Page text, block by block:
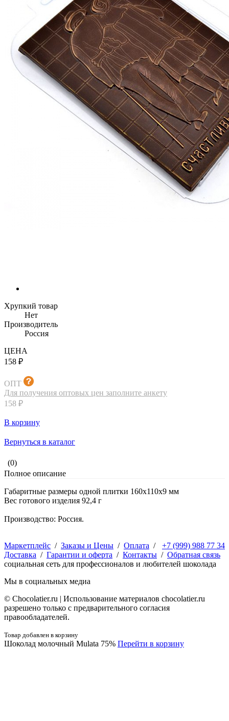
Хрупкий товар
Нет
Производитель
Россия
ЦЕНА
158 ₽
ОПТ
Для получения оптовых цен заполните анкету
158 ₽
В корзину
Вернуться в каталог
(0)
Полное описание
Габаритные размеры одной плитки 160х110х9 мм
Вес готового изделия 92,4 г
Производство: Россия.
+7 (999) 988 77 34
Маркетплейс / Заказы и Цены / Оплата /
Доставка / Гарантии и оферта / Контакты / Обратная связь
социальная сеть для профессионалов и любителей шоколада
Мы в социальных медиа
© Сhocolatier.ru | Использование материалов chocolatier.ru
разрешено только с предварительного согласия
правообладателей.
Товар добавлен в корзину
Шоколад молочный Mulata 75% Перейти в корзину